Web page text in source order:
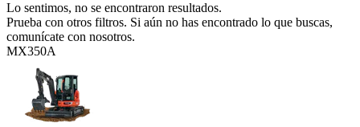
Lo sentimos, no se encontraron resultados.
Prueba con otros filtros. Si aún no has encontrado lo que buscas,
comunícate con nosotros.
MX350A